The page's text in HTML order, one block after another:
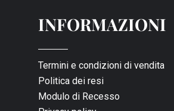
INFORMAZIONI
Termini e condizioni di vendita
Politica dei resi
Modulo di Recesso